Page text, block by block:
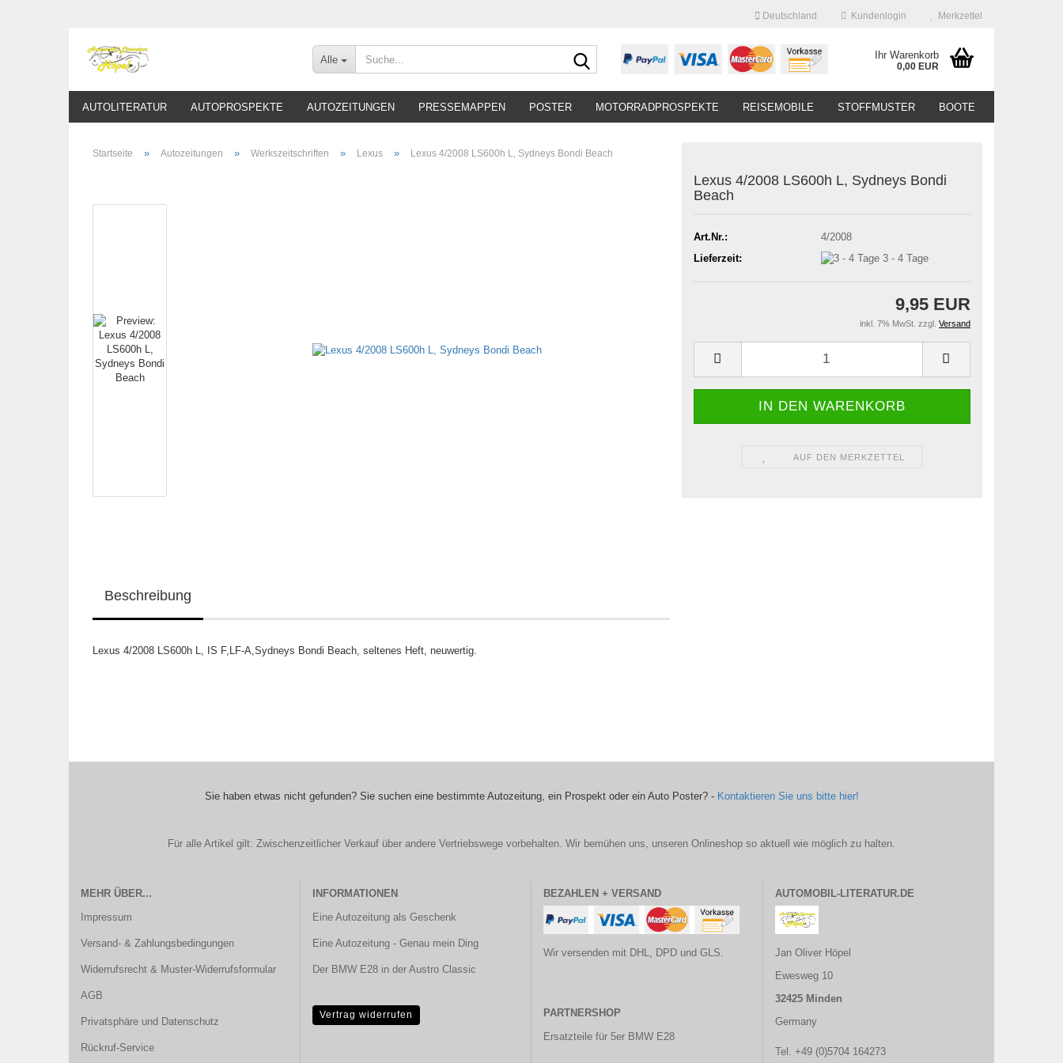
Deutschland Kundenlogin Merkzettel
Alle
Suche... Ihr Warenkorb
0,00 EUR
AUTOLITERATUR AUTOPROSPEKTE AUTOZEITUNGEN PRESSEMAPPEN POSTER MOTORRADPROSPEKTE REISEMOBILE STOFFMUSTER BOOTE
Startseite » Autozeitungen » Werkszeitschriften » Lexus » Lexus 4/2008 LS600h L, Sydneys Bondi Beach
Lexus 4/2008 LS600h L, Sydneys Bondi
Beach
Art.Nr.:
4/2008
Lieferzeit:
3 - 4 Tage
9,95 EUR
inkl. 7% MwSt. zzgl. Versand
AUF DEN MERKZETTEL
Beschreibung
Lexus 4/2008 LS600h L, IS F,LF-A,Sydneys Bondi Beach, seltenes Heft, neuwertig.
Sie haben etwas nicht gefunden? Sie suchen eine bestimmte Autozeitung, ein Prospekt oder ein Auto Poster? - Kontaktieren Sie uns bitte hier!
Für alle Artikel gilt: Zwischenzeitlicher Verkauf über andere Vertriebswege vorbehalten. Wir bemühen uns, unseren Onlineshop so aktuell wie möglich zu halten.
MEHR ÜBER...
Impressum
Versand- & Zahlungsbedingungen
Widerrufsrecht & Muster-Widerrufsformular
AGB
Privatsphäre und Datenschutz
Rückruf-Service
INFORMATIONEN
Eine Autozeitung als Geschenk
Eine Autozeitung - Genau mein Ding
Der BMW E28 in der Austro Classic
Vertrag widerrufen
BEZAHLEN + VERSAND
Wir versenden mit DHL, DPD und GLS.
PARTNERSHOP
Ersatzteile für 5er BMW E28
AUTOMOBIL-LITERATUR.DE
Jan Oliver Höpel
Ewesweg 10
32425 Minden
Germany
Tel. +49 (0)5704 164273